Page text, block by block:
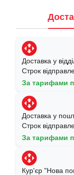
Доставка у
Строк
За тарифами
Доставка у
Строк
За тарифами
Кур'єр "Нова